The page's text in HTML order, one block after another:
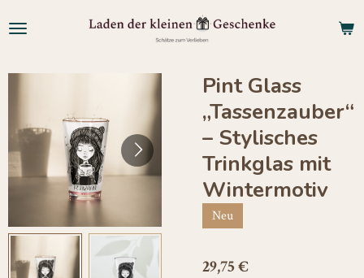
Hauptinhalt
Pint Glass
„Tassenzauber“
– Stylisches
Trinkglas mit
Wintermotiv
Neu
29,75 €